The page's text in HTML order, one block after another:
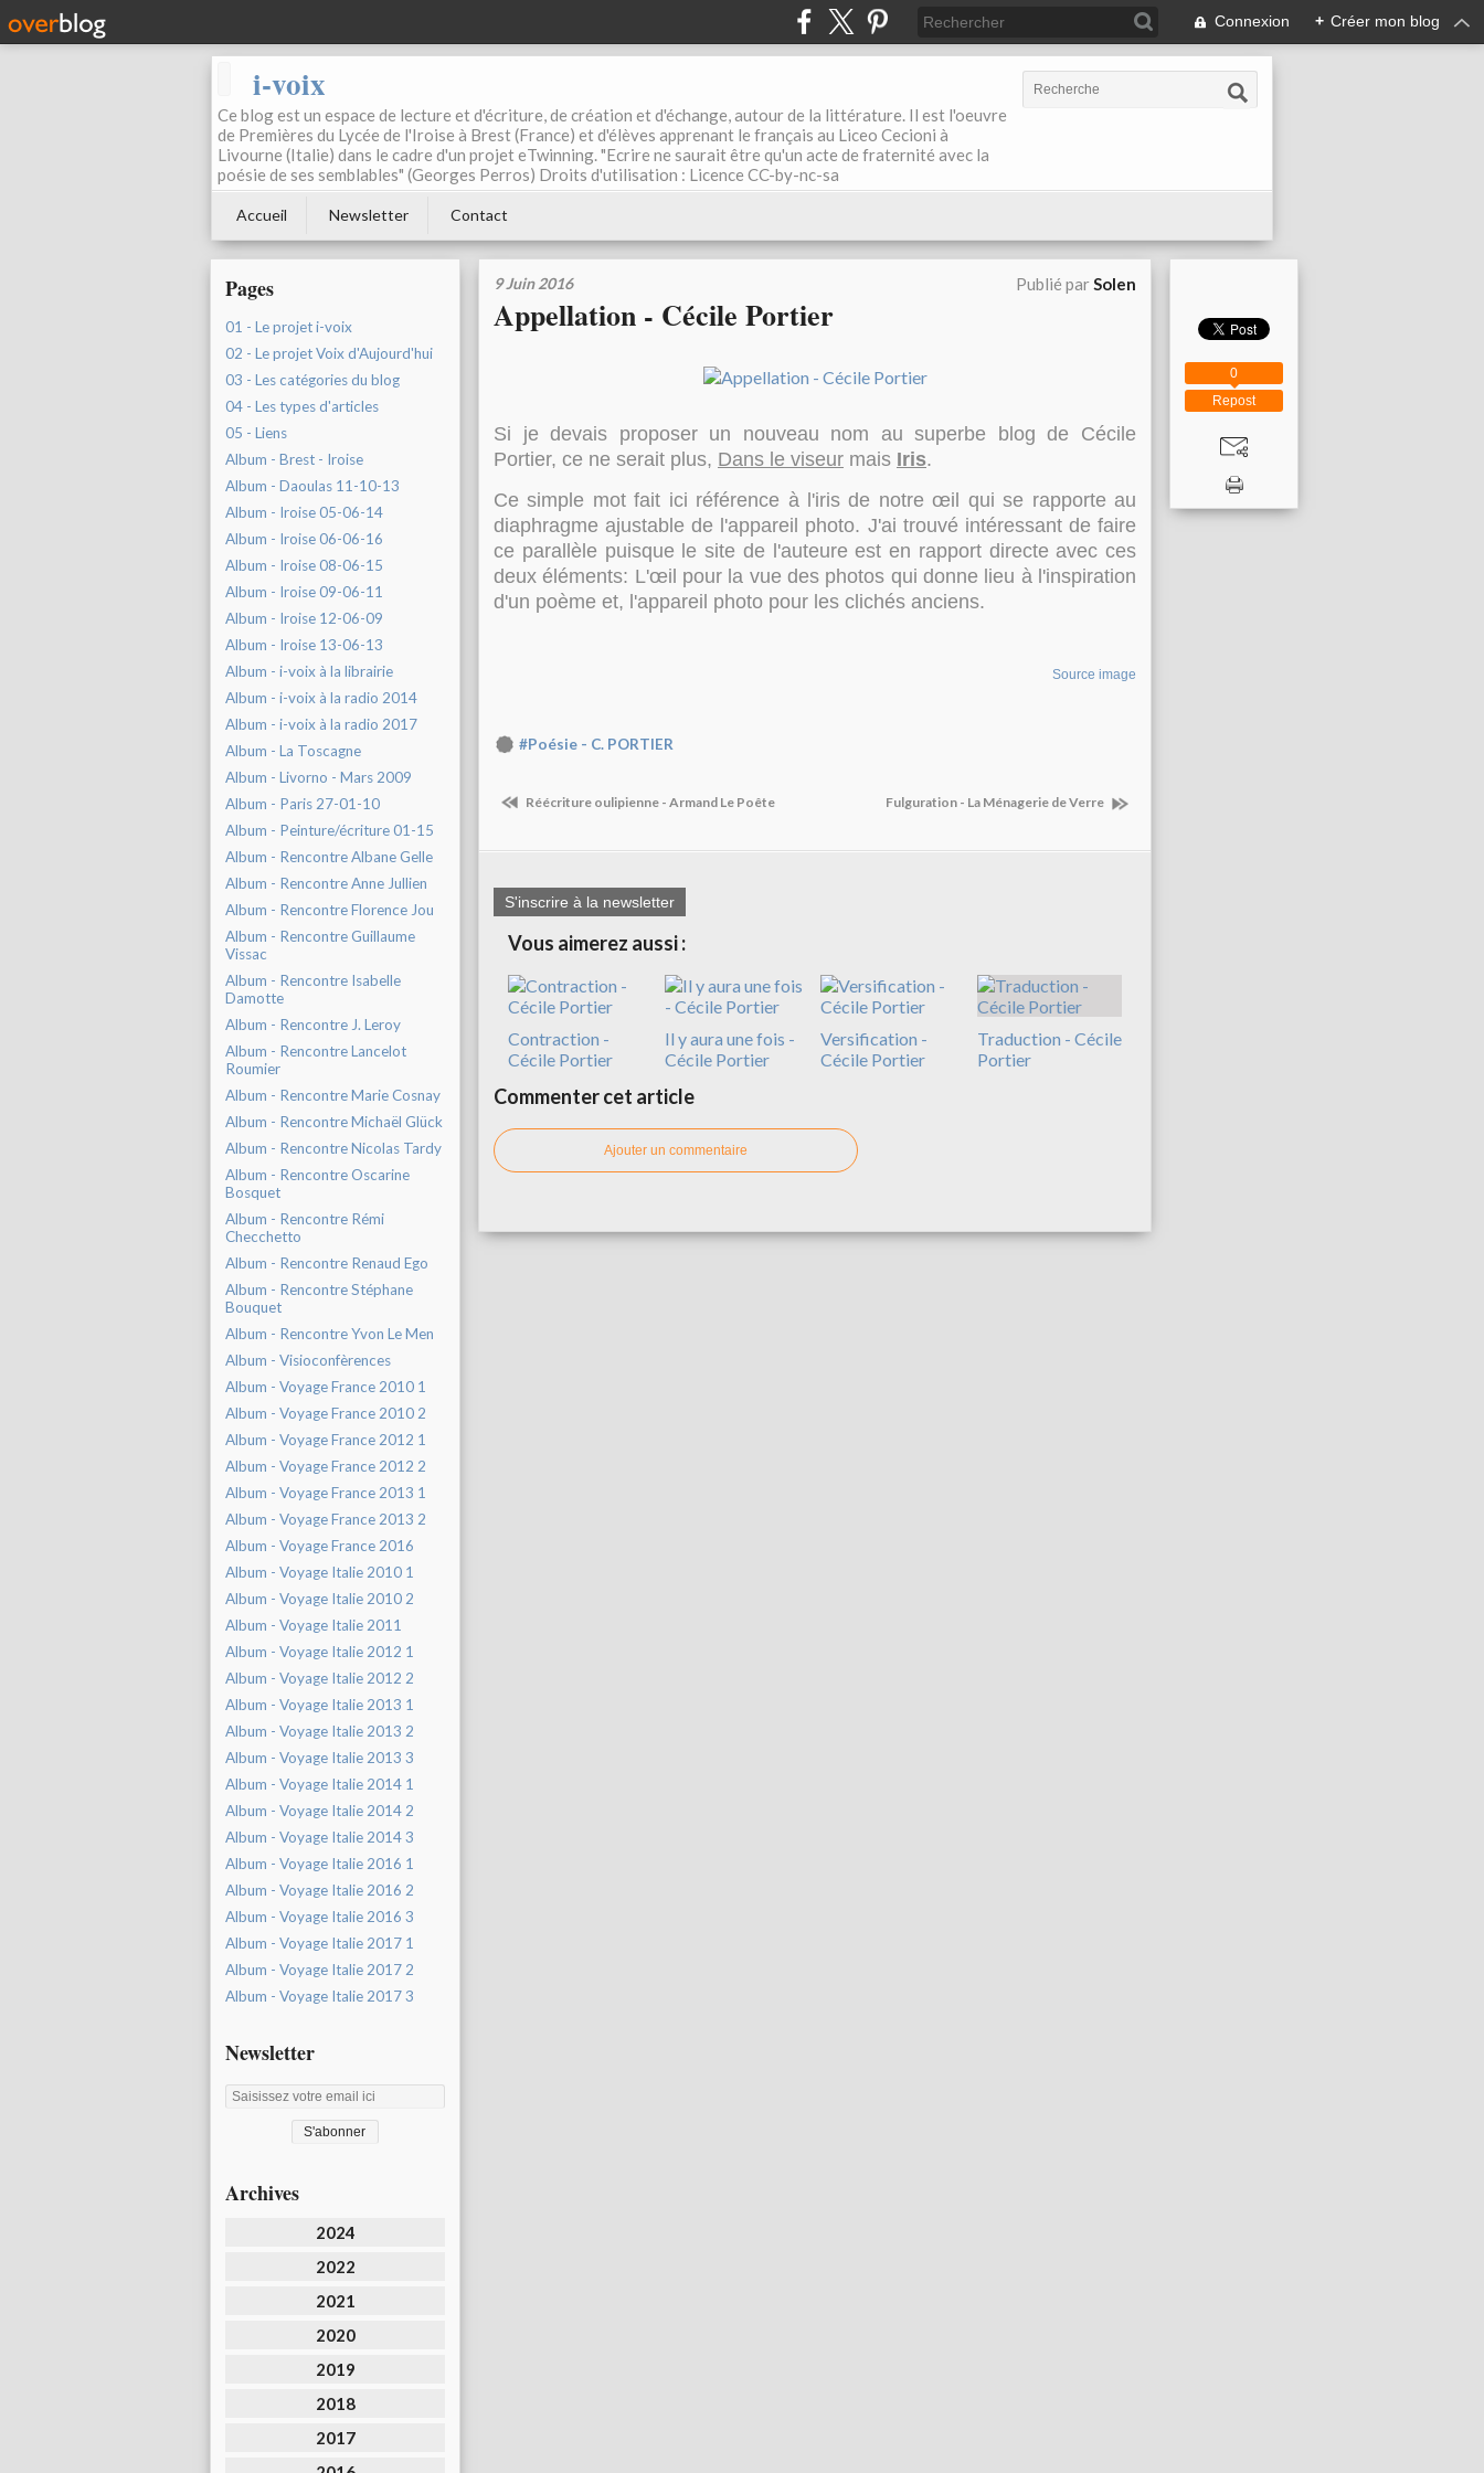
Connexion + Créer mon blog
i-voix
Ce blog est un espace de lecture et d'écriture, de création et d'échange, autour de la littérature. Il est l'oeuvre
de Premières du Lycée de l'Iroise à Brest (France) et d'élèves apprenant le français au Liceo Cecioni à
Livourne (Italie) dans le cadre d'un projet eTwinning. "Ecrire ne saurait être qu'un acte de fraternité avec la
poésie de ses semblables" (Georges Perros) Droits d'utilisation : Licence CC-by-nc-sa
Accueil Newsletter Contact
Pages
01 - Le projet i-voix
02 - Le projet Voix d'Aujourd'hui
03 - Les catégories du blog
04 - Les types d'articles
05 - Liens
Album - Brest - Iroise
Album - Daoulas 11-10-13
Album - Iroise 05-06-14
Album - Iroise 06-06-16
Album - Iroise 08-06-15
Album - Iroise 09-06-11
Album - Iroise 12-06-09
Album - Iroise 13-06-13
Album - i-voix à la librairie
Album - i-voix à la radio 2014
Album - i-voix à la radio 2017
Album - La Toscagne
Album - Livorno - Mars 2009
Album - Paris 27-01-10
Album - Peinture/écriture 01-15
Album - Rencontre Albane Gelle
Album - Rencontre Anne Jullien
Album - Rencontre Florence Jou
Album - Rencontre Guillaume
Vissac
Album - Rencontre Isabelle
Damotte
Album - Rencontre J. Leroy
Album - Rencontre Lancelot
Roumier
Album - Rencontre Marie Cosnay
Album - Rencontre Michaël Glück
Album - Rencontre Nicolas Tardy
Album - Rencontre Oscarine
Bosquet
Album - Rencontre Rémi
Checchetto
Album - Rencontre Renaud Ego
Album - Rencontre Stéphane
Bouquet
Album - Rencontre Yvon Le Men
Album - Visioconfèrences
Album - Voyage France 2010 1
Album - Voyage France 2010 2
Album - Voyage France 2012 1
Album - Voyage France 2012 2
Album - Voyage France 2013 1
Album - Voyage France 2013 2
Album - Voyage France 2016
Album - Voyage Italie 2010 1
Album - Voyage Italie 2010 2
Album - Voyage Italie 2011
Album - Voyage Italie 2012 1
Album - Voyage Italie 2012 2
Album - Voyage Italie 2013 1
Album - Voyage Italie 2013 2
Album - Voyage Italie 2013 3
Album - Voyage Italie 2014 1
Album - Voyage Italie 2014 2
Album - Voyage Italie 2014 3
Album - Voyage Italie 2016 1
Album - Voyage Italie 2016 2
Album - Voyage Italie 2016 3
Album - Voyage Italie 2017 1
Album - Voyage Italie 2017 2
Album - Voyage Italie 2017 3
Newsletter
Archives
2024
2022
2021
2020
2019
2018
2017
9 Juin 2016 Publié parSolen
Appellation - Cécile Portier
Si je devais proposer un nouveau nom au superbe blog de Cécile
Portier, ce ne serait plus, Dans le viseur mais Iris.
Ce simple mot fait ici référence à l'iris de notre œil qui se rapporte au
diaphragme ajustable de l'appareil photo. J'ai trouvé intéressant de faire
ce parallèle puisque le site de l'auteure est en rapport directe avec ces
deux éléments: L'œil pour la vue des photos qui donne lieu à l'inspiration
d'un poème et, l'appareil photo pour les clichés anciens.
Source image
#Poésie - C. PORTIER
Réécriture oulipienne - Armand Le Poête Fulguration - La Ménagerie de Verre
S'inscrire à la newsletter
Vous aimerez aussi :
Contraction -
Cécile Portier
Il y aura une fois -
Cécile Portier
Versification -
Cécile Portier
Traduction - Cécile
Portier
Commenter cet article
Ajouter un commentaire
Repost
0